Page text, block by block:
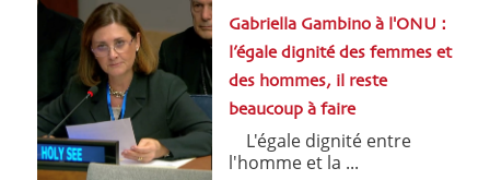
Gabriella Gambino à l'ONU :
l’égale dignité des femmes et
des hommes, il reste
beaucoup à faire
L'égale dignité entre
l'homme et la ...